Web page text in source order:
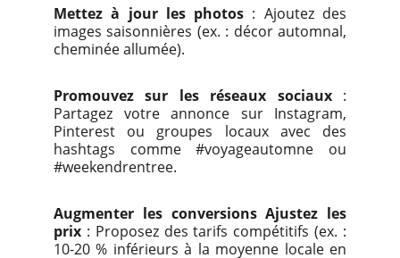
Mettez à jour les photos : Ajoutez des
images saisonnières (ex. : décor automnal,
cheminée allumée).
Promouvez sur les réseaux sociaux:
Partagez votre annonce sur Instagram,
Pinterest ou groupes locaux avec des
hashtags comme #voyageautomne ou
#weekendrentree.
Augmenter les conversions Ajustez les
prix : Proposez des tarifs compétitifs (ex. :
10-20 % inférieurs à la moyenne locale en